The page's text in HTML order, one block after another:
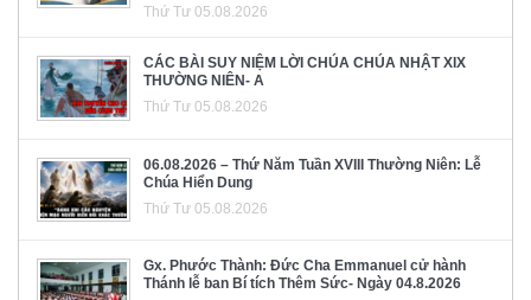
Thứ Tư 05.08.2026
CÁC BÀI SUY NIỆM LỜI CHÚA CHÚA NHẬT XIX
THƯỜNG NIÊN- A
Thứ Tư 05.08.2026
06.08.2026 – Thứ Năm Tuần XVIII Thường Niên: Lễ
Chúa Hiển Dung
Thứ Tư 05.08.2026
Gx. Phước Thành: Đức Cha Emmanuel cử hành
Thánh lễ ban Bí tích Thêm Sức- Ngày 04.8.2026